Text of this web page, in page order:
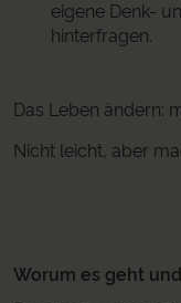
eigene Denk-
hinterfragen.
Das Leben ändern:
Nicht leicht, aber
Worum es geht